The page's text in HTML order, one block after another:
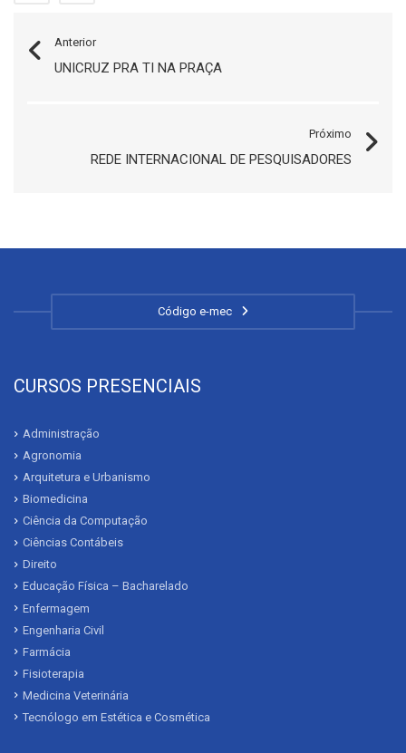
Anterior
UNICRUZ PRA TI NA PRAÇA
Próximo
REDE INTERNACIONAL DE PESQUISADORES
Código e-mec
CURSOS PRESENCIAIS
Administração
Agronomia
Arquitetura e Urbanismo
Biomedicina
Ciência da Computação
Ciências Contábeis
Direito
Educação Física – Bacharelado
Enfermagem
Engenharia Civil
Farmácia
Fisioterapia
Medicina Veterinária
Tecnólogo em Estética e Cosmética